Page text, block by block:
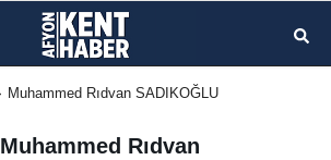
Muhammed Rıdvan SADIKOĞLU
Muhammed Rıdvan